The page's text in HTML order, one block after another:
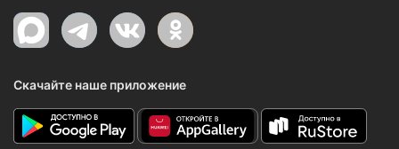
Скачайте наше приложение